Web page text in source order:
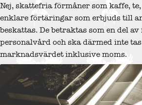
Nej, skattefria förmåner som kaffe,
enklare förtäringar som erbjuds till
beskattas. De betraktas som en del
personalvård och ska därmed inte
marknadsvärdet inklusive moms.